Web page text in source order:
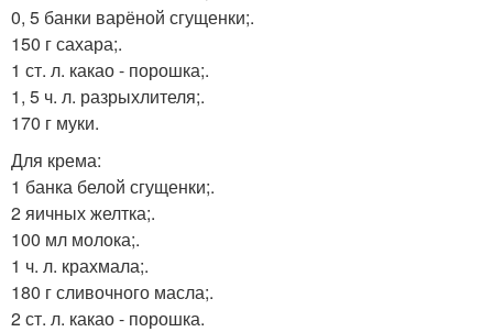
0, 5 банки варёной сгущенки;.
150 г сахара;.
1 ст. л. какао - порошка;.
1, 5 ч. л. разрыхлителя;.
170 г муки.
Для крема:
1 банка белой сгущенки;.
2 яичных желтка;.
100 мл молока;.
1 ч. л. крахмала;.
180 г сливочного масла;.
2 ст. л. какао - порошка.